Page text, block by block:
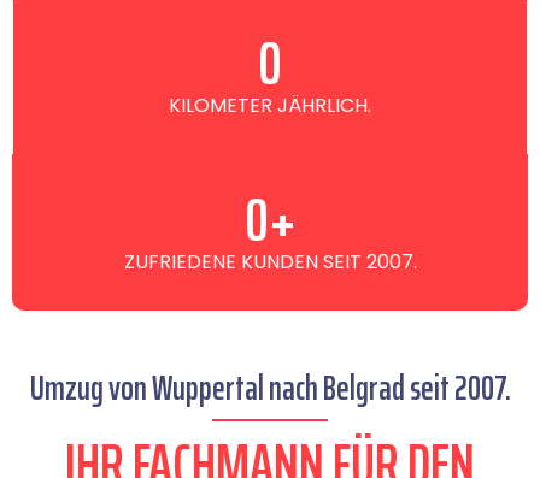
KILOMETER JÄHRLICH.
0
ZUFRIEDENE KUNDEN SEIT 2007.
0+
Umzug von Wuppertal nach Belgrad seit 2007.